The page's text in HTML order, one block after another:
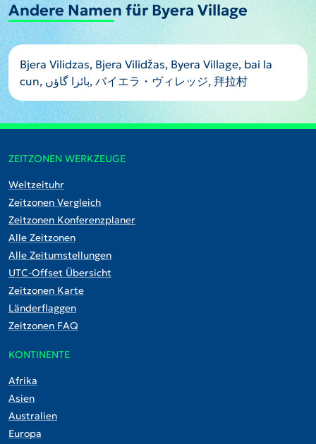
Andere Namen für Byera Village
Bjera Vilidzas, Bjera Vilidžas, Byera Village, bai la
cun, بائرا گاؤں, バイエラ・ヴィレッジ, 拜拉村
ZEITZONEN WERKZEUGE
Weltzeituhr
Zeitzonen Vergleich
Zeitzonen Konferenzplaner
Alle Zeitzonen
Alle Zeitumstellungen
UTC-Offset Übersicht
Zeitzonen Karte
Länderflaggen
Zeitzonen FAQ
KONTINENTE
Afrika
Asien
Australien
Europa